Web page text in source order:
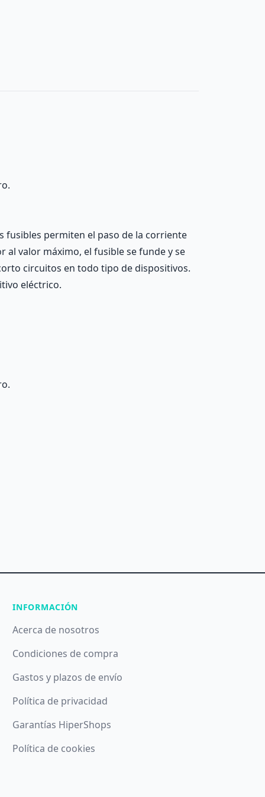
fusibles permiten el paso de la corriente
al valor máximo, el fusible se funde y se
circuitos en todo tipo de dispositivos.
eléctrico.
INFORMACIÓN
Acerca de nosotros
Condiciones de compra
Gastos y plazos de envío
Política de privacidad
Garantías HiperShops
Política de cookies